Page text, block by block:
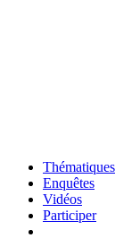
Thématiques
Enquêtes
Vidéos
Participer